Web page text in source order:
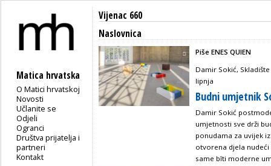
Matica hrvatska
O Matici hrvatskoj
Novosti
Učlanite se
Odjeli
Ogranci
Društva prijatelja i
partneri
Kontakt
Vijenac 660
Naslovnica
Piše ENES QUIEN
Damir Sokić,
lipnja
Budni umjetnik
Damir Sokić
umjetnosti sve drži
ponudama za uvijek
otvorena djela
same bîti moderne